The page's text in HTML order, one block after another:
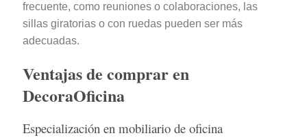
frecuente, como reuniones o colaboraciones, las
sillas giratorias o con ruedas pueden ser más
adecuadas.
Ventajas de comprar en
DecoraOficina
Especialización en mobiliario de oficina